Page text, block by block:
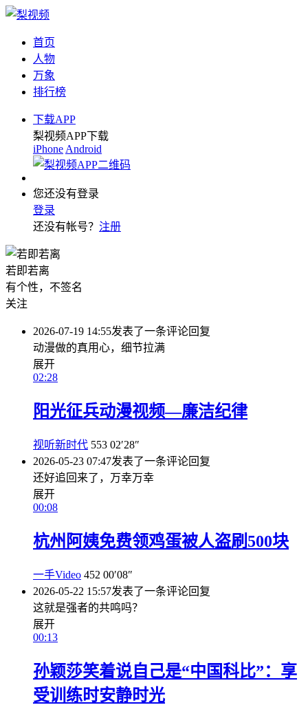
首页
人物
万象
排行榜
下载APP
梨视频APP下载
iPhone Android
您还没有登录
登录
还没有帐号？ 注册
若即若离
有个性，不签名
关注
2026-07-19 14:55发表了一条评论回复
动漫做的真用心，细节拉满
展开
02:28
阳光征兵动漫视频—廉洁纪律
视听新时代 553 02′28″
2026-05-23 07:47发表了一条评论回复
还好追回来了，万幸万幸
展开
00:08
杭州阿姨免费领鸡蛋被人盗刷500块
一手Video 452 00′08″
2026-05-22 15:57发表了一条评论回复
这就是强者的共鸣吗？
展开
00:13
孙颖莎笑着说自己是“中国科比”：享
受训练时安静时光